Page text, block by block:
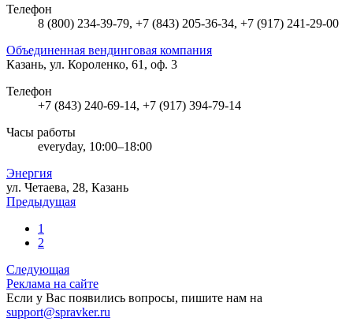
Телефон
8 (800) 234-39-79, +7 (843) 205-36-34, +7 (917) 241-29-00
Объединенная вендинговая компания
Казань, ул. Короленко, 61, оф. 3
Телефон
+7 (843) 240-69-14, +7 (917) 394-79-14
Часы работы
everyday, 10:00–18:00
Энергия
ул. Четаева, 28, Казань
Предыдущая
1
2
Следующая
Реклама на сайте
Если у Вас появились вопросы, пишите нам на
support@spravker.ru